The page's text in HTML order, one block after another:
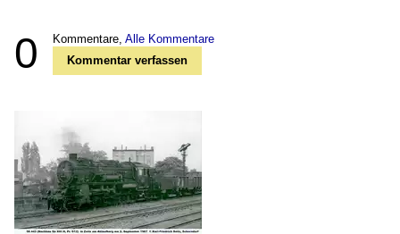
0 Kommentare, Alle Kommentare
Kommentar verfassen